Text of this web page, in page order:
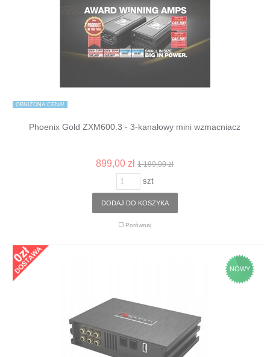
Phoenix Gold ZXM600.3 - 3-kanałowy mini wzmacniacz
899,00 zł 1 199,00 zł
OBNIŻONA CENA!
szt
DODAJ DO KOSZYKA
Porównaj
NOWY